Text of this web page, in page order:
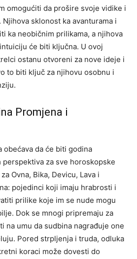
omogućiti da prošire svoje vidike i
sklonost ka avanturama i
ka neobičnim prilikama, a njihova
će biti ključna. U ovoj
ostanu otvoreni za nove ideje i
to biti ključ za njihovu osobnu i
Promjena i
obećava da će biti godina
za sve horoskopske
Ovna, Bika, Devicu, Lava i
pojedinci koji imaju hrabrosti i
prilike koje im se nude mogu
Dok se mnogi pripremaju za
na umu da sudbina nagrađuje one
Pored strpljenja i truda, odluka
koraci može dovesti do